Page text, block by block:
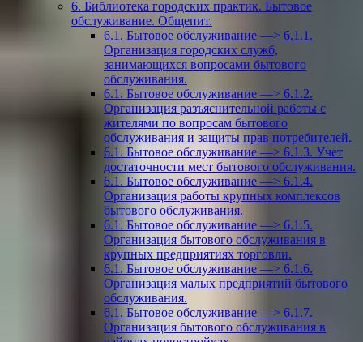
6. Библиотека городских практик. Бытовое
обслуживание. Общепит.
6.1. Бытовое обслуживание —> 6.1.1.
Организация городских служб,
занимающихся вопросами бытового
обслуживания.
6.1. Бытовое обслуживание —> 6.1.2.
Организация разъяснительной работы с
жителями по вопросам бытового
обслуживания и защиты прав потребителей.
6.1. Бытовое обслуживание —> 6.1.3. Учет
достаточности мест бытового обслуживания.
6.1. Бытовое обслуживание —> 6.1.4.
Организация работы крупных комплексов
бытового обслуживания.
6.1. Бытовое обслуживание —> 6.1.5.
Организация бытового обслуживания в
крупных предприятиях торговли.
6.1. Бытовое обслуживание —> 6.1.6.
Организация малых предприятий бытового
обслуживания.
6.1. Бытовое обслуживание —> 6.1.7.
Организация бытового обслуживания в